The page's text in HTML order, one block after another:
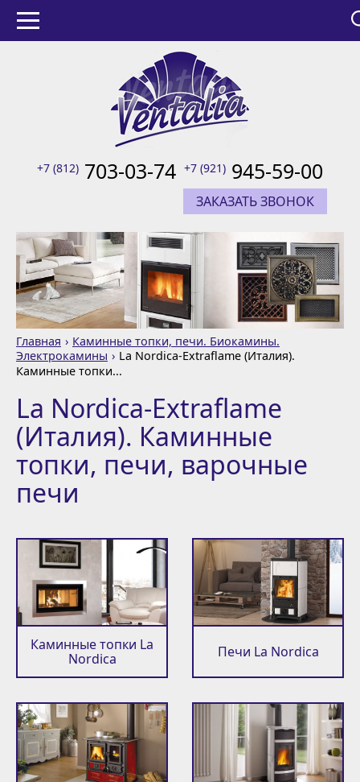
+7 (812) 703-03-74 +7 (921) 945-59-00
ЗАКАЗАТЬ ЗВОНОК
Главная
Каминные топки, печи. Биокамины.
Электрокамины
La Nordica-Extraflame (Италия).
Каминные топки...
La Nordica-Extraflame
(Италия). Каминные
топки, печи, варочные
печи
Каминные топки La
Nordica
Печи La Nordica